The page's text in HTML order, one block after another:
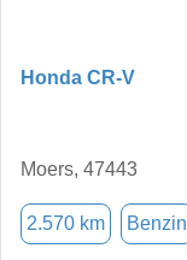
Honda CR-V
Moers, 47443
2.570 km Benzin